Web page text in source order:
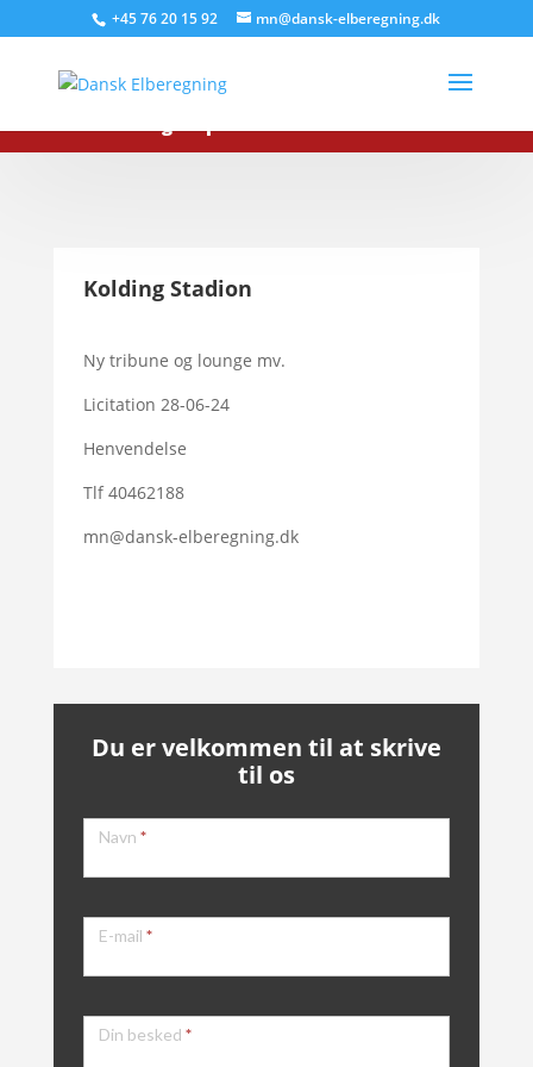
+45 76 20 15 92 mn@dansk-elberegning.dk
Kolding Stadion
Ny tribune og lounge mv.
Licitation 28-06-24
Henvendelse
Tlf 40462188
mn@dansk-elberegning.dk
Du er velkommen til at skrive
til os
Navn *
E-mail *
Din besked *